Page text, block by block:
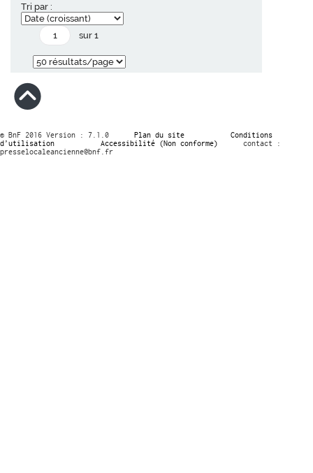
Tri par :
sur 1
© BnF 2016 Version : 7.1.0 Plan du site
Conditions
d’utilisation
Accessibilité (Non conforme)
contact :
presselocaleancienne@bnf.fr